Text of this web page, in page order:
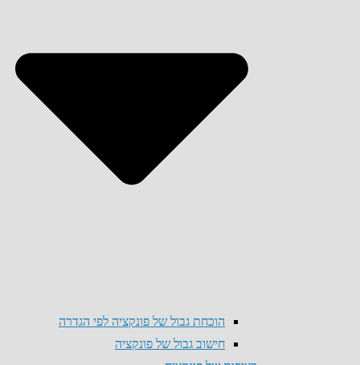
הוכחת גבול של פונקציה לפי הגדרה
חישוב גבול של פונקציה